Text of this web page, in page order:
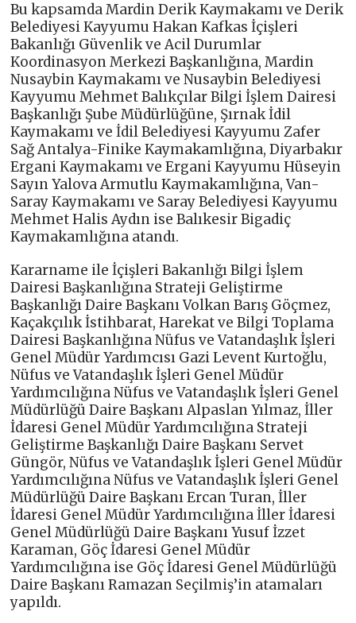
Bu kapsamda Mardin Derik Kaymakamı ve Derik
Belediyesi Kayyumu Hakan Kafkas İçişleri
Bakanlığı Güvenlik ve Acil Durumlar
Koordinasyon Merkezi Başkanlığına, Mardin
Nusaybin Kaymakamı ve Nusaybin Belediyesi
Kayyumu Mehmet Balıkçılar Bilgi İşlem Dairesi
Başkanlığı Şube Müdürlüğüne, Şırnak İdil
Kaymakamı ve İdil Belediyesi Kayyumu Zafer
Sağ Antalya-Finike Kaymakamlığına, Diyarbakır
Ergani Kaymakamı ve Ergani Kayyumu Hüseyin
Sayın Yalova Armutlu Kaymakamlığına, Van-
Saray Kaymakamı ve Saray Belediyesi Kayyumu
Mehmet Halis Aydın ise Balıkesir Bigadiç
Kaymakamlığına atandı.
Kararname ile İçişleri Bakanlığı Bilgi İşlem
Dairesi Başkanlığına Strateji Geliştirme
Başkanlığı Daire Başkanı Volkan Barış Göçmez,
Kaçakçılık İstihbarat, Harekat ve Bilgi Toplama
Dairesi Başkanlığına Nüfus ve Vatandaşlık İşleri
Genel Müdür Yardımcısı Gazi Levent Kurtoğlu,
Nüfus ve Vatandaşlık İşleri Genel Müdür
Yardımcılığına Nüfus ve Vatandaşlık İşleri Genel
Müdürlüğü Daire Başkanı Alpaslan Yılmaz, İller
İdaresi Genel Müdür Yardımcılığına Strateji
Geliştirme Başkanlığı Daire Başkanı Servet
Güngör, Nüfus ve Vatandaşlık İşleri Genel Müdür
Yardımcılığına Nüfus ve Vatandaşlık İşleri Genel
Müdürlüğü Daire Başkanı Ercan Turan, İller
İdaresi Genel Müdür Yardımcılığına İller İdaresi
Genel Müdürlüğü Daire Başkanı Yusuf İzzet
Karaman, Göç İdaresi Genel Müdür
Yardımcılığına ise Göç İdaresi Genel Müdürlüğü
Daire Başkanı Ramazan Seçilmiş’in atamaları
yapıldı.